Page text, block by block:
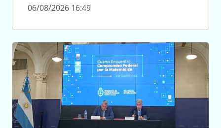
06/08/2026 16:49